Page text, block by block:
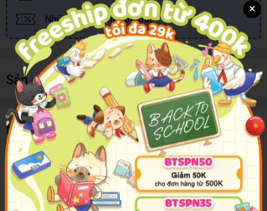
Nhiều khuyến mãi, ưu đãi
Sản phẩm cùng loại
Mô tả sản phẩm
Nhóm Tanjiro hướng đến ngọn núi Natagumo và đối đầu với gia
đình quỷ nhện khó nhằn. Zenitsu bị trúng độc biến thành nhện, còn
Inosuke và Tanjiro bị tra tấn bởi con quỷ khổng lồ, tưởng chừng
cuộc chiến sẽ không bao giờ đến hồi kết…
×